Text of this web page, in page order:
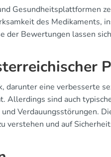
Gesundheitsplattformen
des Medikaments,
Bewertungen lassen
darunter eine verbesserte
Allerdings sind auch
Verdauungsstörungen.
verstehen und auf